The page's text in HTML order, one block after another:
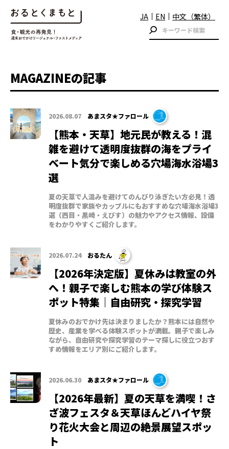
JA EN 中文（繁体）
MAGAZINEの記事
2026.08.07 あまスタ★ファロール
【熊本・天草】地元民が教える！混
雑を避けて透明度抜群の海をプライ
ベート気分で楽しめる穴場海水浴場3
選
夏の天草で人混みを避けてのんびり泳ぎたい方必見！透
明度抜群で家族やカップルにもおすすめな穴場海水浴場3
選（西目・黒崎・えびす）の魅力やアクセス情報、設備
をわかりやすくご紹介します。
2026.07.24 おるたん
【2026年決定版】夏休みは教室の外
へ！親子で楽しむ熊本の学び体験ス
ポット特集｜自由研究・探究学習
夏休みのおでかけ先は決まりましたか？熊本には自然や
歴史、産業を学べる体験スポットが満載。親子で楽しみ
ながら、自由研究や探究学習のテーマ探しに役立つおす
すめ情報をエリア別にご紹介します。
2026.06.30 あまスタ★ファロール
【2026年最新】夏の天草を満喫！さ
ざ波フェスタ＆天草ほんどハイヤ祭
り花火大会と周辺の絶景展望スポッ
ト